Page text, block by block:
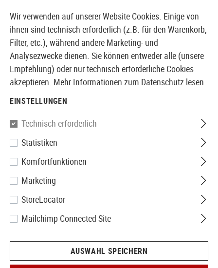
EUROPÄISCHER AIRSOFT SHOP & GROßHÄNDLER
KJ Works
KP-08 Part No. 77 Inhaust
Valve
Wir verwenden auf unserer Website Cookies. Einige von
ihnen sind technisch erforderlich (z.B. für den Warenkorb,
Filter, etc.), während andere Marketing- und
Analysezwecke dienen. Sie können entweder alle (unsere
Empfehlung) oder nur technisch erforderliche Cookies
akzeptieren. Mehr Informationen zum Datenschutz lesen.
EINSTELLUNGEN
Technisch erforderlich
Statistiken
Komfortfunktionen
Marketing
StoreLocator
Mailchimp Connected Site
AUSWAHL SPEICHERN